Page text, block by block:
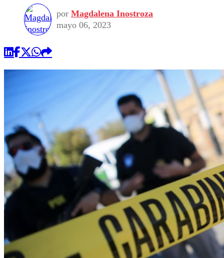
Torneo Internacional
Torneo Nacional
Internacional
Nacional
Programas
Comercial
por Magdalena Inostroza
mayo 06, 2023